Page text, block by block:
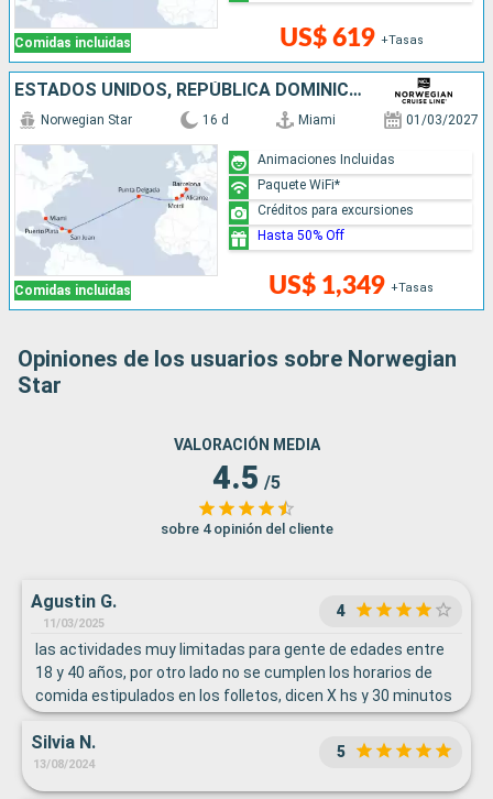
Comidas incluidas US$ 619 +Tasas
ESTADOS UNIDOS, REPÚBLICA DOMINICANA, PUERTO RICO, PORTUGAL, ESPAÑA
Comidas incluidas
Norwegian Star 16 d Miami 01/03/2027
US$ 1,349 +Tasas
Animaciones Incluidas
Paquete WiFi*
Créditos para excursiones
Hasta 50% Off
Opiniones de los usuarios sobre Norwegian
Star
VALORACIÓN MEDIA
4.5 /5
sobre 4 opinión del cliente
Agustin G.
11/03/2025
4
las actividades muy limitadas para gente de edades entre
18 y 40 años, por otro lado no se cumplen los horarios de
comida estipulados en los folletos, dicen X hs y 30 minutos
antes ya esta todo cerrado
Silvia N.
13/08/2024
5